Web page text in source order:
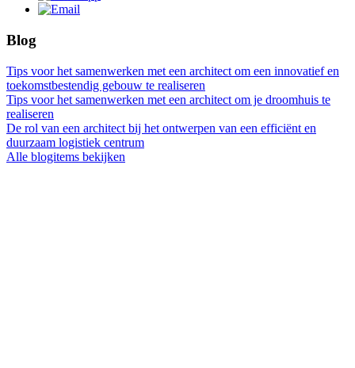
Blog
Tips voor het samenwerken met een architect om een innovatief en
toekomstbestendig gebouw te realiseren
Tips voor het samenwerken met een architect om je droomhuis te
realiseren
De rol van een architect bij het ontwerpen van een efficiënt en
duurzaam logistiek centrum
Alle blogitems bekijken